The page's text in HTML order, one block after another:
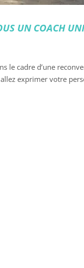
UN COACH
le cadre d’une
exprimer votre